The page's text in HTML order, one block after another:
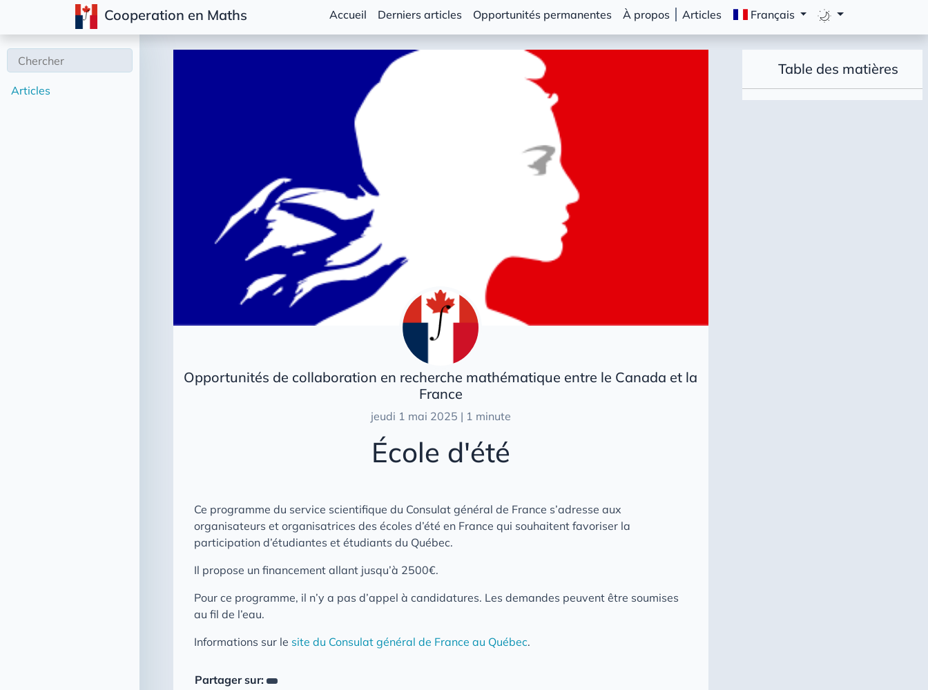
Cooperation en Maths Accueil Derniers articles Opportunités permanentes À propos Articles Français
Articles
Opportunités de collaboration en recherche mathématique entre le Canada et la
France
jeudi 1 mai 2025 | 1 minute
École d'été
Ce programme du service scientifique du Consulat général de France s’adresse aux
organisateurs et organisatrices des écoles d’été en France qui souhaitent favoriser la
participation d’étudiantes et étudiants du Québec.
Il propose un financement allant jusqu’à 2500€.
Pour ce programme, il n’y a pas d’appel à candidatures. Les demandes peuvent être soumises
au fil de l’eau.
Informations sur le site du Consulat général de France au Québec.
Partager sur:
Table des matières